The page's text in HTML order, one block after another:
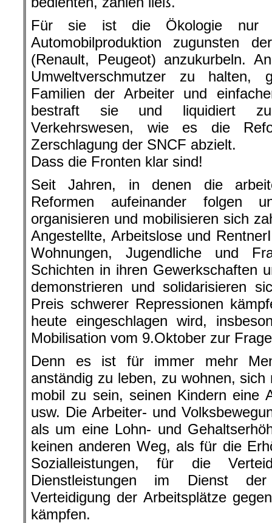
Für sie ist die Ökologie nur
Automobilproduktion zugunsten
(Renault, Peugeot) anzukurbeln.
Umweltverschmutzer zu halten,
Familien der Arbeiter und
bestraft sie und liquidiert
Verkehrswesen, wie es die
Zerschlagung der SNCF abzielt.
Dass die Fronten klar sind!
Seit Jahren, in denen die
Reformen aufeinander folgen
organisieren und mobilisieren sich
Angestellte, Arbeitslose und
Wohnungen, Jugendliche und
Schichten in ihren Gewerkschaften
demonstrieren und solidarisieren
Preis schwerer Repressionen
heute eingeschlagen wird,
Mobilisation vom 9.Oktober zur
Denn es ist für immer mehr
anständig zu leben, zu wohnen,
mobil zu sein, seinen Kindern eine
usw. Die Arbeiter- und
als um eine Lohn- und
keinen anderen Weg, als für die
Sozialleistungen, für die
Dienstleistungen im Dienst
Verteidigung der Arbeitsplätze
kämpfen.